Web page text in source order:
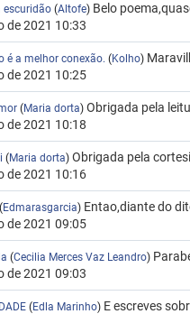
escuridão (Altofe) Belo
de 2021 10:33
é a melhor conexão. (Kolho)
de 2021 10:25
(Maria dorta)Obrigada pela
de 2021 10:18
(Maria dorta)Obrigada pela
de 2021 10:16
(Edmarasgarcia) Entao,diante do
de 2021 09:05
(Cecilia Merces Vaz Leandro)
de 2021 09:03
(Edla Marinho) E escreves